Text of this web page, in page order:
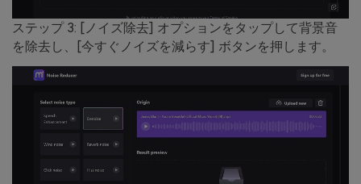
ステップ 3: [ノイズ除去] オプションをタップして背景音
を除去し、[今すぐノイズを減らす] ボタンを押します。